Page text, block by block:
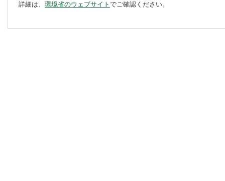
詳細は、 環境省のウェブサイト でご確認ください。